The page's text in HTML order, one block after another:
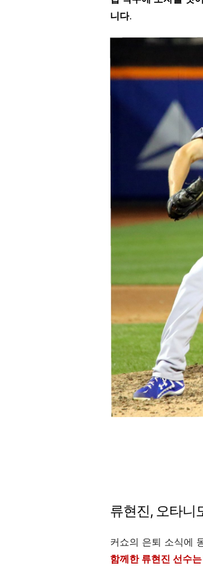
니다.
류현진, 오타니
커쇼의 은퇴 소식에
함께한 류현진 선수